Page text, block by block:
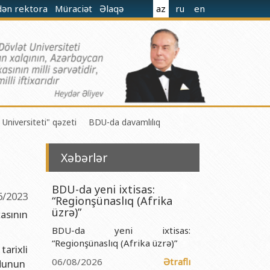
rektora Müraciət Əlaqə az ru en
adına Kataliz və Qeyri-üzvi Kimya İnstitutu
və Mexanika İnstitutu
Biologiya və Biotexnologiyalar İnstitutu
Universiteti" qəzeti BDU-da davamlılıq
2023
Xəbərlər
BDU-da yeni ixtisas:
“Regionşünaslıq (Afrika
üzrə)”
BDU-da yeni ixtisas:
“Regionşünaslıq (Afrika üzrə)”
06/08/2026
Ətraflı